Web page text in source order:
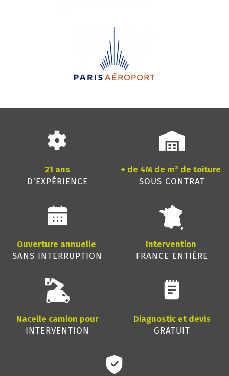
21 ans
D'EXPÉRIENCE
+ de 4M de m² de toiture
SOUS CONTRAT
Ouverture annuelle
SANS INTERRUPTION
Intervention
FRANCE ENTIÈRE
Nacelle camion pour
INTERVENTION
Diagnostic et devis
GRATUIT